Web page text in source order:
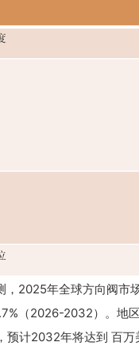
，2025年全球方向阀市
（2026-2032）。地
预计2032年将达到 百万